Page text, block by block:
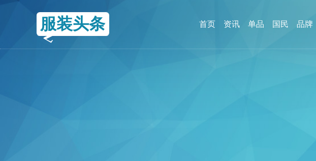
服装头条 首页 资讯 单品 国民 品牌